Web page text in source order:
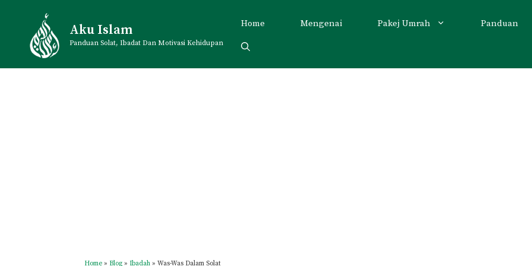
content
Aku Islam
Panduan Solat, Ibadat Dan Motivasi Kehidupan
Home Mengenai Pakej Umrah Panduan
Home » Blog » Ibadah » Was-Was Dalam Solat